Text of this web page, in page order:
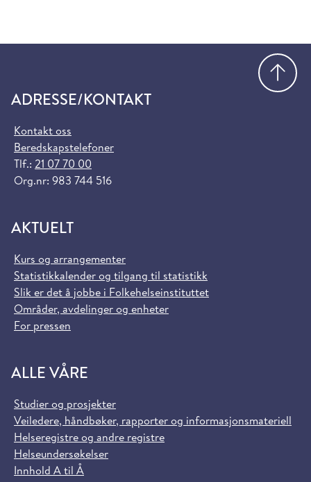
ADRESSE/KONTAKT
Kontakt oss
Beredskapstelefoner
Tlf.: 21 07 70 00
Org.nr: 983 744 516
AKTUELT
Kurs og arrangementer
Statistikkalender og tilgang til statistikk
Slik er det å jobbe i Folkehelseinstituttet
Områder, avdelinger og enheter
For pressen
ALLE VÅRE
Studier og prosjekter
Veiledere, håndbøker, rapporter og informasjonsmateriell
Helseregistre og andre registre
Helseundersøkelser
Innhold A til Å